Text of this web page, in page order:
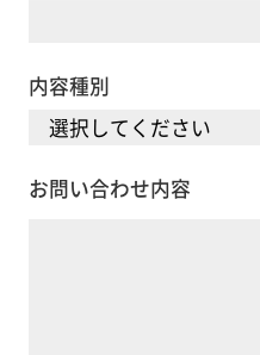
内容種別
お問い合わせ内容